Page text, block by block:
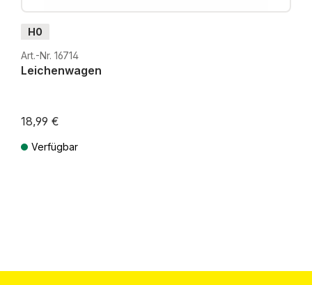
H0
Art.-Nr. 16714
Leichenwagen
18,99 €
Verfügbar